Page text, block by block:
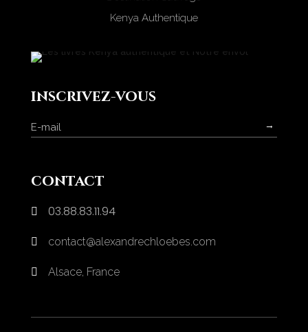
Kenya Authentique
inscrivez-vous
→
contact
 03.88.83.11.94
 contact@alexandrechloebes.com
 Alsace, France